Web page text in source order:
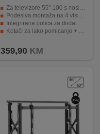
Za televizore 55"-100 s nosivošću do 120 kg
Podesiva montaža na 4 visinske razine
Integrirana polica za dodatnu opremu (do 10 kg)
Kotači za lako pomicanje + zaključavanje za stabilnost
359,90 KM